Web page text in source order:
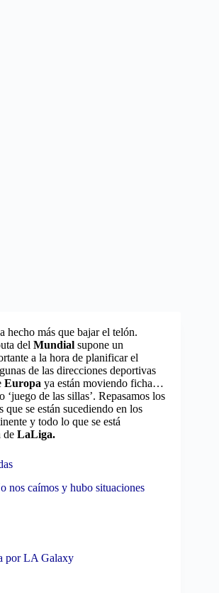
hecho más que bajar el telón.
del Mundial supone un
a la hora de planificar el
de las direcciones deportivas
Europa ya están moviendo ficha…
‘juego de las sillas’. Repasamos los
que se están sucediendo en los
y todo lo que se está
de LaLiga.
nos caímos y hubo situaciones
por LA Galaxy